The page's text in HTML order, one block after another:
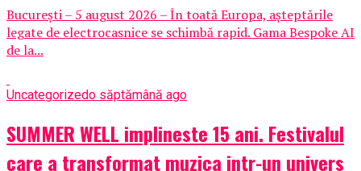
București – 5 august 2026 – În toată Europa, așteptările
legate de electrocasnice se schimbă rapid. Gama Bespoke AI
de la...
Uncategorizedo săptămână ago
SUMMER WELL implineste 15 ani. Festivalul
care a transformat muzica intr-un univers